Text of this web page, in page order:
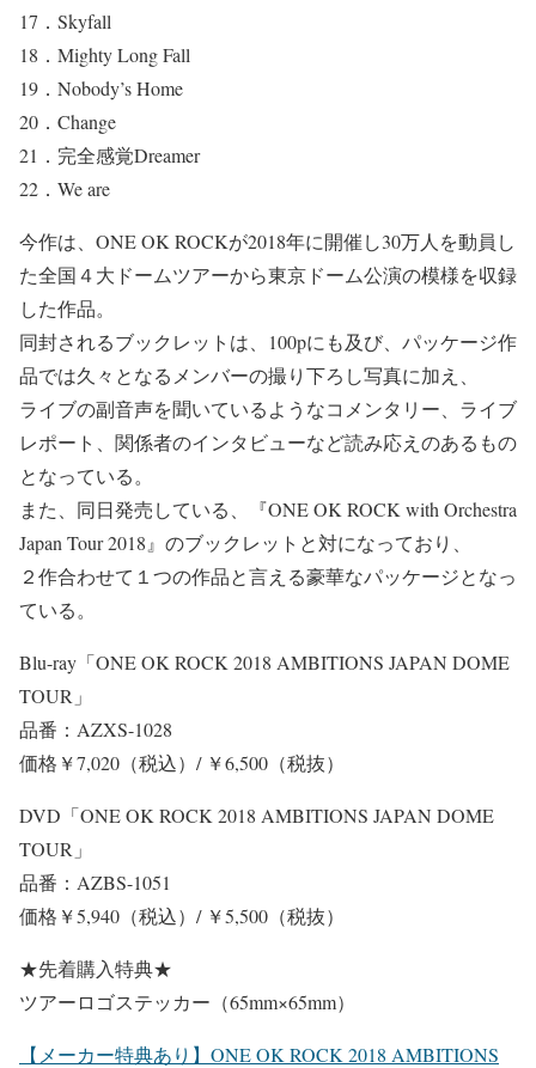
17．Skyfall
18．Mighty Long Fall
19．Nobody’s Home
20．Change
21．完全感覚Dreamer
22．We are
今作は、ONE OK ROCKが2018年に開催し30万人を動員し
た全国４大ドームツアーから東京ドーム公演の模様を収録
した作品。
同封されるブックレットは、100pにも及び、パッケージ作
品では久々となるメンバーの撮り下ろし写真に加え、
ライブの副音声を聞いているようなコメンタリー、ライブ
レポート、関係者のインタビューなど読み応えのあるもの
となっている。
また、同日発売している、『ONE OK ROCK with Orchestra
Japan Tour 2018』のブックレットと対になっており、
２作合わせて１つの作品と言える豪華なパッケージとなっ
ている。
Blu-ray「ONE OK ROCK 2018 AMBITIONS JAPAN DOME
TOUR」
品番：AZXS-1028
価格￥7,020（税込）/ ￥6,500（税抜）
DVD「ONE OK ROCK 2018 AMBITIONS JAPAN DOME
TOUR」
品番：AZBS-1051
価格￥5,940（税込）/ ￥5,500（税抜）
★先着購入特典★
ツアーロゴステッカー（65mm×65mm）
【メーカー特典あり】ONE OK ROCK 2018 AMBITIONS